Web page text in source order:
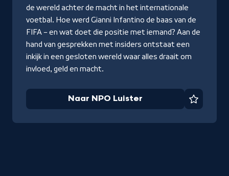
de wereld achter de macht in het internationale
voetbal. Hoe werd Gianni Infantino de baas van de
FIFA – en wat doet die positie met iemand? Aan de
hand van gesprekken met insiders ontstaat een
inkijk in een gesloten wereld waar alles draait om
invloed, geld en macht.
Naar NPO Luister